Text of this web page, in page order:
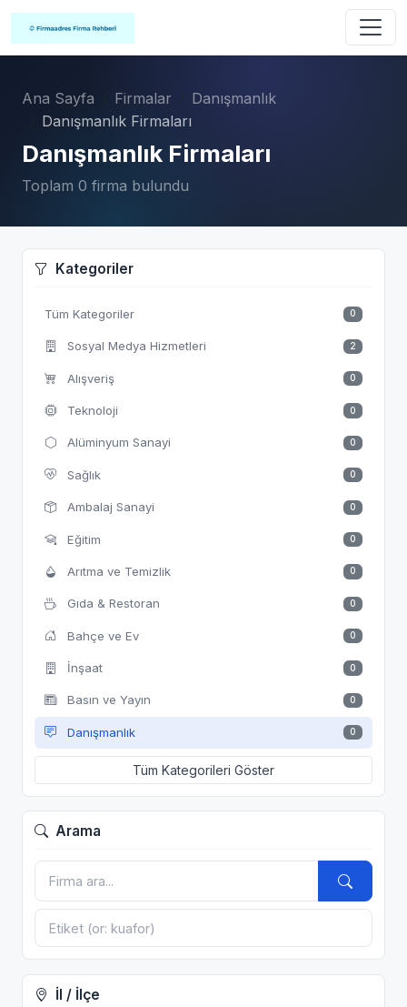
Ana Sayfa Firmalar
Danışmanlık
Danışmanlık Firmaları
Danışmanlık Firmaları
Toplam 0 firma bulundu
Kategoriler
Tüm Kategoriler 0
Sosyal Medya Hizmetleri 2
Alışveriş 0
Teknoloji 0
Alüminyum Sanayi 0
Sağlık 0
Ambalaj Sanayi 0
Eğitim 0
Arıtma ve Temizlik 0
Gıda & Restoran 0
Bahçe ve Ev 0
İnşaat 0
Basın ve Yayın 0
Danışmanlık 0
Tüm Kategorileri Göster
Arama
İl / İlçe